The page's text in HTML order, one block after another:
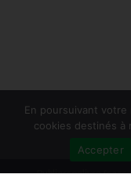
En poursuivant votre
cookies destinés à
Accepter